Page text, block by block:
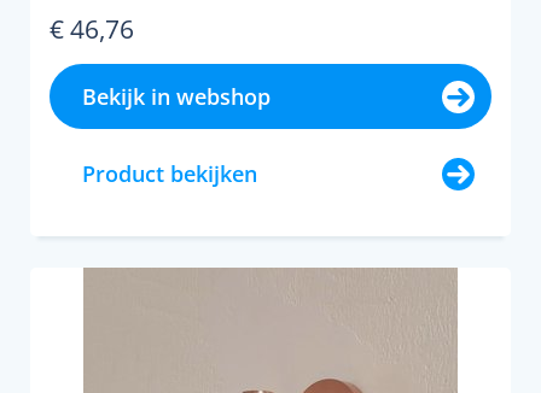
€ 46,76
Bekijk in webshop
Product bekijken